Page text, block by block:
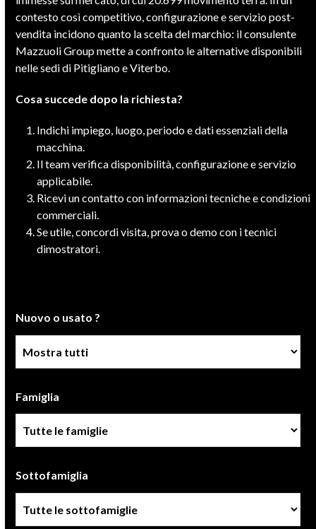
contesto così competitivo, configurazione e servizio post-
vendita incidono quanto la scelta del marchio: il consulente
Mazzuoli Group mette a confronto le alternative disponibili
nelle sedi di Pitigliano e Viterbo.
Cosa succede dopo la richiesta?
Indichi impiego, luogo, periodo e dati essenziali della
macchina.
Il team verifica disponibilità, configurazione e servizio
applicabile.
Ricevi un contatto con informazioni tecniche e condizioni
commerciali.
Se utile, concordi visita, prova o demo con i tecnici
dimostratori.
Nuovo o usato ?
Famiglia
Sottofamiglia